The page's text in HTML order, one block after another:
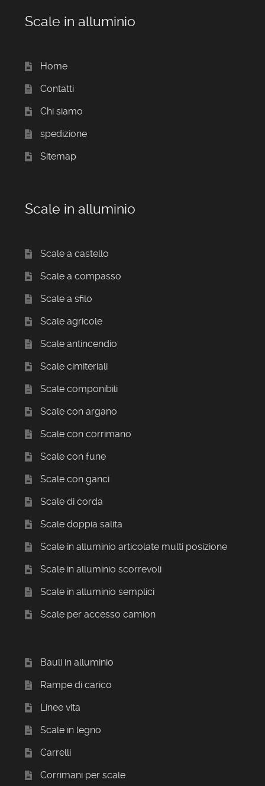
Scale in alluminio
Home
Contatti
Chi siamo
spedizione
Sitemap
Scale in alluminio
Scale a castello
Scale a compasso
Scale a sfilo
Scale agricole
Scale antincendio
Scale cimiteriali
Scale componibili
Scale con argano
Scale con corrimano
Scale con fune
Scale con ganci
Scale di corda
Scale doppia salita
Scale in alluminio articolate multi posizione
Scale in alluminio scorrevoli
Scale in alluminio semplici
Scale per accesso camion
Bauli in alluminio
Rampe di carico
Linee vita
Scale in legno
Carrelli
Corrimani per scale